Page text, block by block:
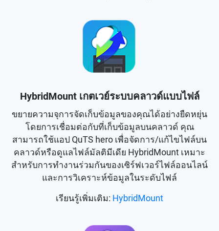
HybridMount เกตเวย์ระบบคลาวด์แบบไฟล์
ขยายความจุการจัดเก็บข้อมูลของคุณได้อย่างยืดหยุ่น
โดยการเชื่อมต่อกับที่เก็บข้อมูลบนคลาวด์ คุณ
สามารถใช้แอป QuTS hero เพื่อจัดการ/แก้ไขไฟล์บน
คลาวด์หรือดูแลไฟล์มัลติมีเดีย HybridMount เหมาะ
สำหรับการทำงานร่วมกันของเซิร์ฟเวอร์ไฟล์ออนไลน์
และการวิเคราะห์ข้อมูลในระดับไฟล์
เรียนรู้เพิ่มเติม: HybridMount